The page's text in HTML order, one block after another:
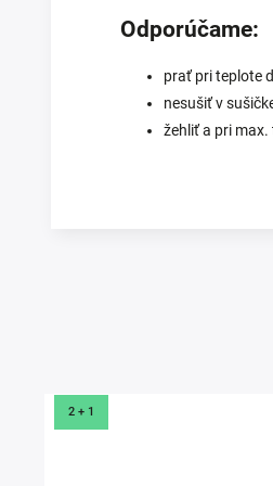
Odporúčame:
prať pri teplote
nesušiť v
žehliť a pri max.
2 + 1